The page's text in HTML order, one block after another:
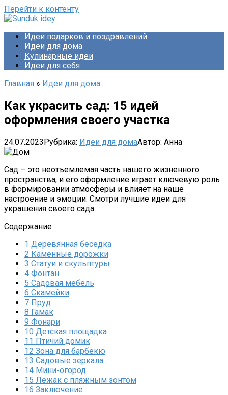
Перейти к контенту
Идеи подарков и поздравлений
Идеи для дома
Кулинарные идеи
Идеи для себя
Главная » Идеи для дома
Как украсить сад: 15 идей
оформления своего участка
24.07.2023Рубрика: Идеи для домаАвтор: Анна
Сад – это неотъемлемая часть нашего жизненного
пространства, и его оформление играет ключевую роль
в формировании атмосферы и влияет на наше
настроение и эмоции. Смотри лучшие идеи для
украшения своего сада.
Содержание
1 Деревянная беседка
2 Каменные дорожки
3 Статуи и скульптуры
4 Фонтан
5 Садовая мебель
6 Скамейки
7 Пруд
8 Гамак
9 Фонари
10 Детская площадка
11 Птичий домик
12 Зона для барбекю
13 Садовые зеркала
14 Мини-огород
15 Лежак с пляжным зонтом
16 Заключение